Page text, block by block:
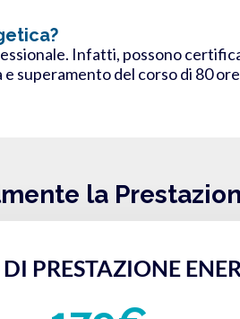
Infatti, possono
superamento del corso di 80
la
PRESTAZIONE